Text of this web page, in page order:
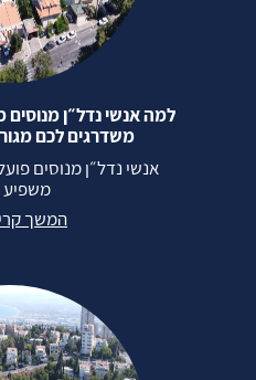
למה אנשי נדל״ן מנוסים
משדרגים לכם מגורים
אנשי נדל״ן מנוסים
משפיע
המשך